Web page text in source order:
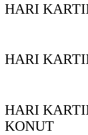
HARI
HARI
HARI
KONUT